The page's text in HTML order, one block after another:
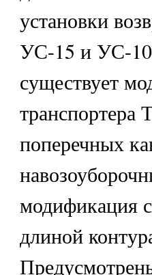
установки
УС-15 и УС-
существует
транспортера
поперечных
модификация
длиной